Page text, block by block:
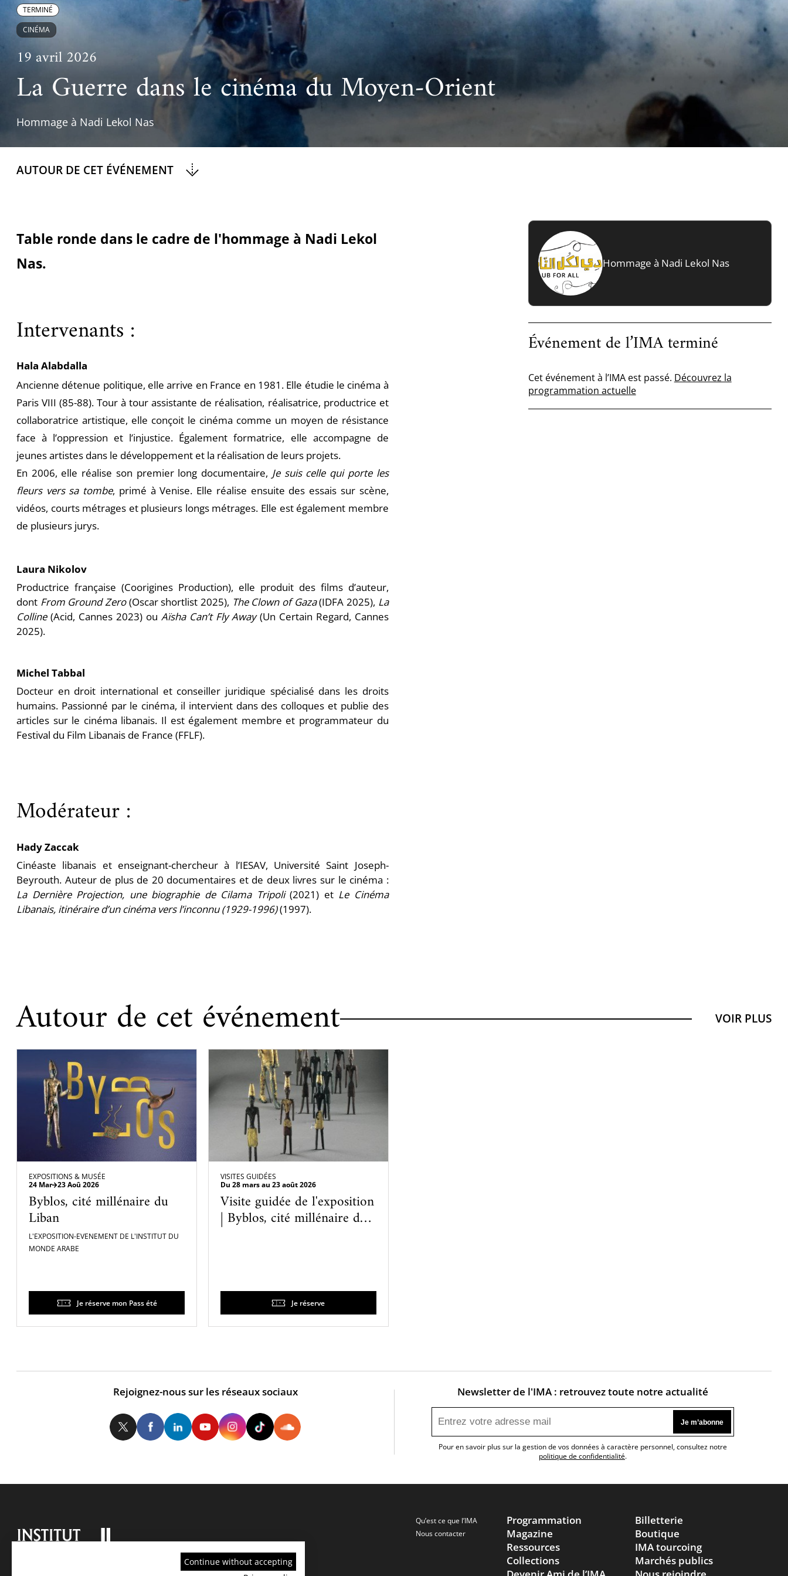
Festivals
Cinéma
Musique
Littérature et poésie
L’heure du conte
Centre de langue et de civilisation arabes
Accueillir une exposition pédagogique itinérante / Host
an educational travelling exhibition
Le projet de nouveau musée
Les rencontres économiques du monde arabe
Takam Tikou
Les Journées de l'histoire de l'IMA
TERMINÉ
CINÉMA
19 avril 2026
La Guerre dans le cinéma du Moyen-Orient
Hommage à Nadi Lekol Nas
AUTOUR DE CET ÉVÉNEMENT
Table ronde dans le cadre de l'hommage à Nadi Lekol
Nas.
Intervenants :
Hala Alabdalla
Ancienne détenue politique, elle arrive en France en 1981. Elle étudie le cinéma à
Paris VIII (85-88). Tour à tour assistante de réalisation, réalisatrice, productrice et
collaboratrice artistique, elle conçoit le cinéma comme un moyen de résistance
face à l’oppression et l’injustice. Également formatrice, elle accompagne de
jeunes artistes dans le développement et la réalisation de leurs projets.
En 2006, elle réalise son premier long documentaire, Je suis celle qui porte les
fleurs vers sa tombe, primé à Venise. Elle réalise ensuite des essais sur scène,
vidéos, courts métrages et plusieurs longs métrages. Elle est également membre
de plusieurs jurys.
Laura Nikolov
Productrice française (Coorigines Production), elle produit des films d’auteur,
dont From Ground Zero(Oscar shortlist 2025), The Clown of Gaza(IDFA 2025), La
Colline(Acid, Cannes 2023) ouAïsha Can’t Fly Away(Un Certain Regard, Cannes
2025).
Michel Tabbal
Docteur en droit international et conseiller juridique spécialisé dans les droits
humains. Passionné par le cinéma, il intervient dans des colloques et publie des
articles sur le cinéma libanais. Il est également membre et programmateur du
Festival du Film Libanais de France (FFLF).
Modérateur :
Hady Zaccak
Cinéaste libanais et enseignant-chercheur à l’IESAV, Université Saint Joseph-
Beyrouth. Auteur de plus de 20 documentaires et de deux livres sur le cinéma :
La Dernière Projection, une biographie de Cilama Tripoli(2021) et Le Cinéma
Libanais, itinéraire d’un cinéma vers l’inconnu (1929-1996)(1997).
Hommage à Nadi Lekol Nas
Événement de l’IMA terminé
Cet événement à l’IMA est passé. Découvrez la
programmation actuelle
Autour de cet événement VOIR PLUS
EXPOSITIONS & MUSÉE
24 Mar 23 Aoû 2026
Byblos, cité millénaire du
Liban
L'EXPOSITION-EVENEMENT DE L'INSTITUT DU
MONDE ARABE
Je réserve mon Pass été
VISITES GUIDÉES
Du 28 mars au 23 août 2026
Visite guidée de l'exposition
| Byblos, cité millénaire du
Liban
Je réserve
Rejoignez-nous sur les réseaux sociaux
TwitterFacebookLinkedInYoutubeInstagram
Newsletter de l'IMA : retrouvez toute notre actualité
Pour en savoir plus sur la gestion de vos données à caractère personnel, consultez notre
politique de confidentialité.
Qu’est ce que l’IMA
Nous contacter
Programmation
Magazine
Ressources
Collections
Billetterie
Boutique
IMA tourcoing
Marchés publics
Continue without accepting